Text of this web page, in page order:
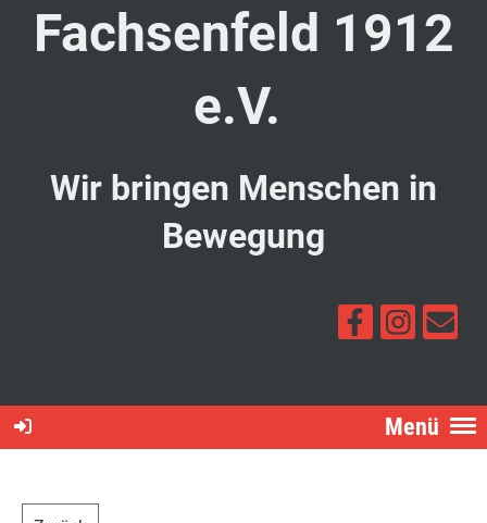
Fachsenfeld 1912
e.V.
Wir bringen Menschen in
Bewegung
Menü